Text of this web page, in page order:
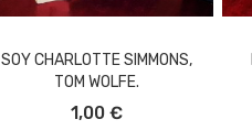
SOY CHARLOTTE SIMMONS,
TOM WOLFE.
1,00 €